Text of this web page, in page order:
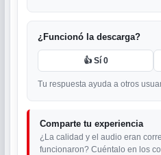
¿Funcionó la descarga?
👍 Sí 0
Tu respuesta ayuda a otros
Comparte tu experiencia
¿La calidad y el audio eran
funcionaron? Cuéntalo en los